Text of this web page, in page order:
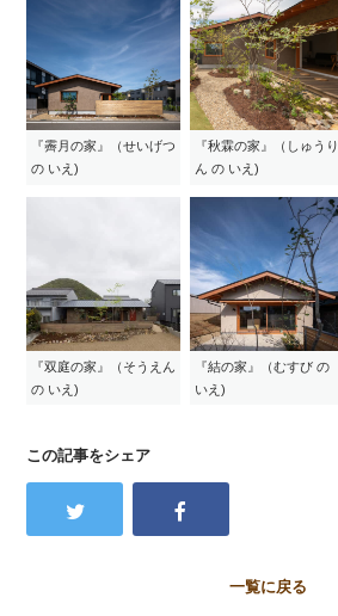
『霽月の家』（せいげつ
の いえ)
『秋霖の家』（しゅうり
ん の いえ)
『双庭の家』（そうえん
の いえ)
『結の家』（むすび の
いえ)
この記事をシェア
一覧に戻る